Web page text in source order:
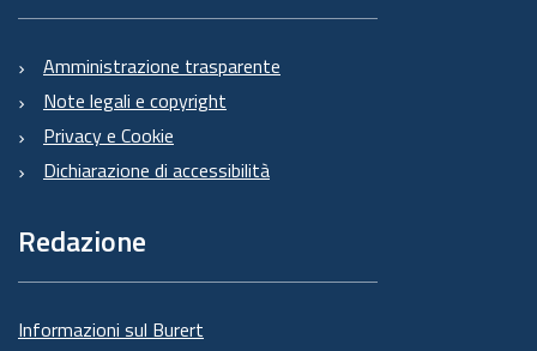
Amministrazione trasparente
Note legali e copyright
Privacy e Cookie
Dichiarazione di accessibilità
Redazione
Informazioni sul Burert